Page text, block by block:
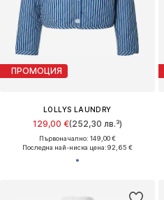
ПРОМОЦИЯ
LOLLYS LAUNDRY
129,00 €(252,30 лв.³)
Първоначално: 149,00 €
Последна най-ниска цена:92,65 €